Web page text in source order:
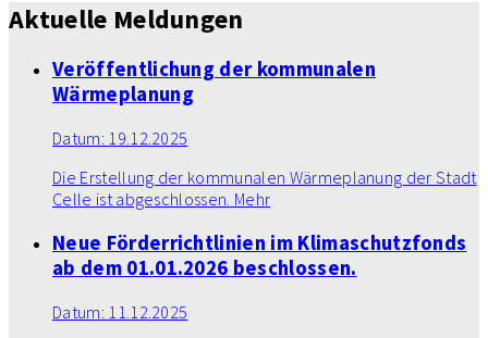
Aktuelle Meldungen
Veröffentlichung der kommunalen
Wärmeplanung
Datum: 19.12.2025
Die Erstellung der kommunalen Wärmeplanung der Stadt
Celle ist abgeschlossen. Mehr
Neue Förderrichtlinien im Klimaschutzfonds
ab dem 01.01.2026 beschlossen.
Datum: 11.12.2025